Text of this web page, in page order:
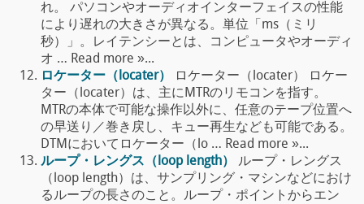
れ。 パソコンやオーディオインターフェイスの性能
により遅れの大きさが異なる。単位「ms（ミリ
秒）」。レイテンシーとは、コンピュータやオーディ
オ … Read more »...
ロケーター（locater）
ロケーター（locater） ロケー
ター（locater）は、主にMTRのリモコンを指す。
MTRの本体で可能な操作以外に、任意のテープ位置へ
の早送り／巻き戻し、キュー再生なども可能である。
DTMにおいてロケーター（lo … Read more »...
ループ・レングス（loop length）
ループ・レングス
（loop length）は、サンプリング・マシンなどにおけ
るループの長さのこと。ループ・ポイントからエン